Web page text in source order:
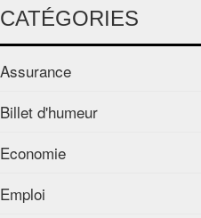
CATÉGORIES
Assurance
Billet d'humeur
Economie
Emploi